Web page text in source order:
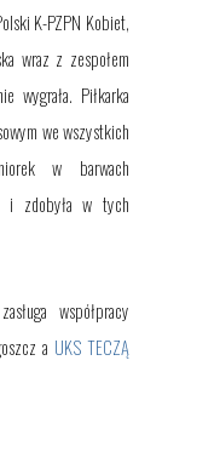
K-PZPN Kobiet,
wraz z zespołem
wygrała. Piłkarka
we wszystkich
w barwach
i zdobyła w tych
współpracy
a UKS TECZĄ